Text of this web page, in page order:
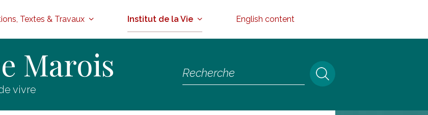
Textes & Travaux Institut de la Vie English content
Marois
vivre